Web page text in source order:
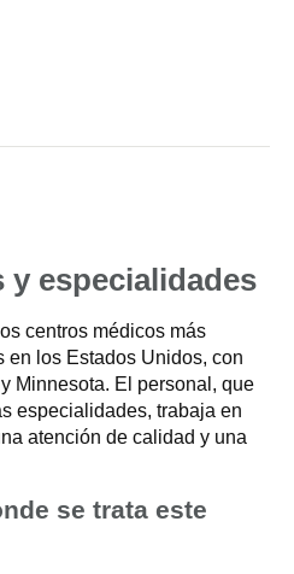
y especialidades
centros médicos más
en los Estados Unidos, con
Minnesota. El personal, que
especialidades, trabaja en
atención de calidad y una
se trata este